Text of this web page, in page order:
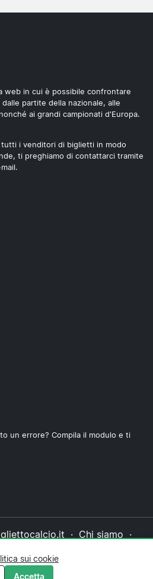
web in cui è possibile confrontare
partite della nazionale, alle
ai grandi campionati d'Europa.
i venditori di biglietti in modo
ti preghiamo di contattarci tramite
un errore? Compila il modulo e ti
· Chi siamo ·
Politica editoriale
sui cookie
Accetta